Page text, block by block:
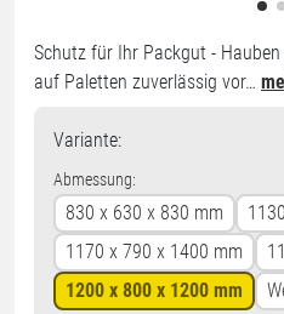
Schutz für Ihr Packgut -
auf Paletten zuverlässig vor…
Variante:
Abmessung:
830 x 630 x 830 mm
1170 x 790 x 1400 mm
1200 x 800 x 1200 mm